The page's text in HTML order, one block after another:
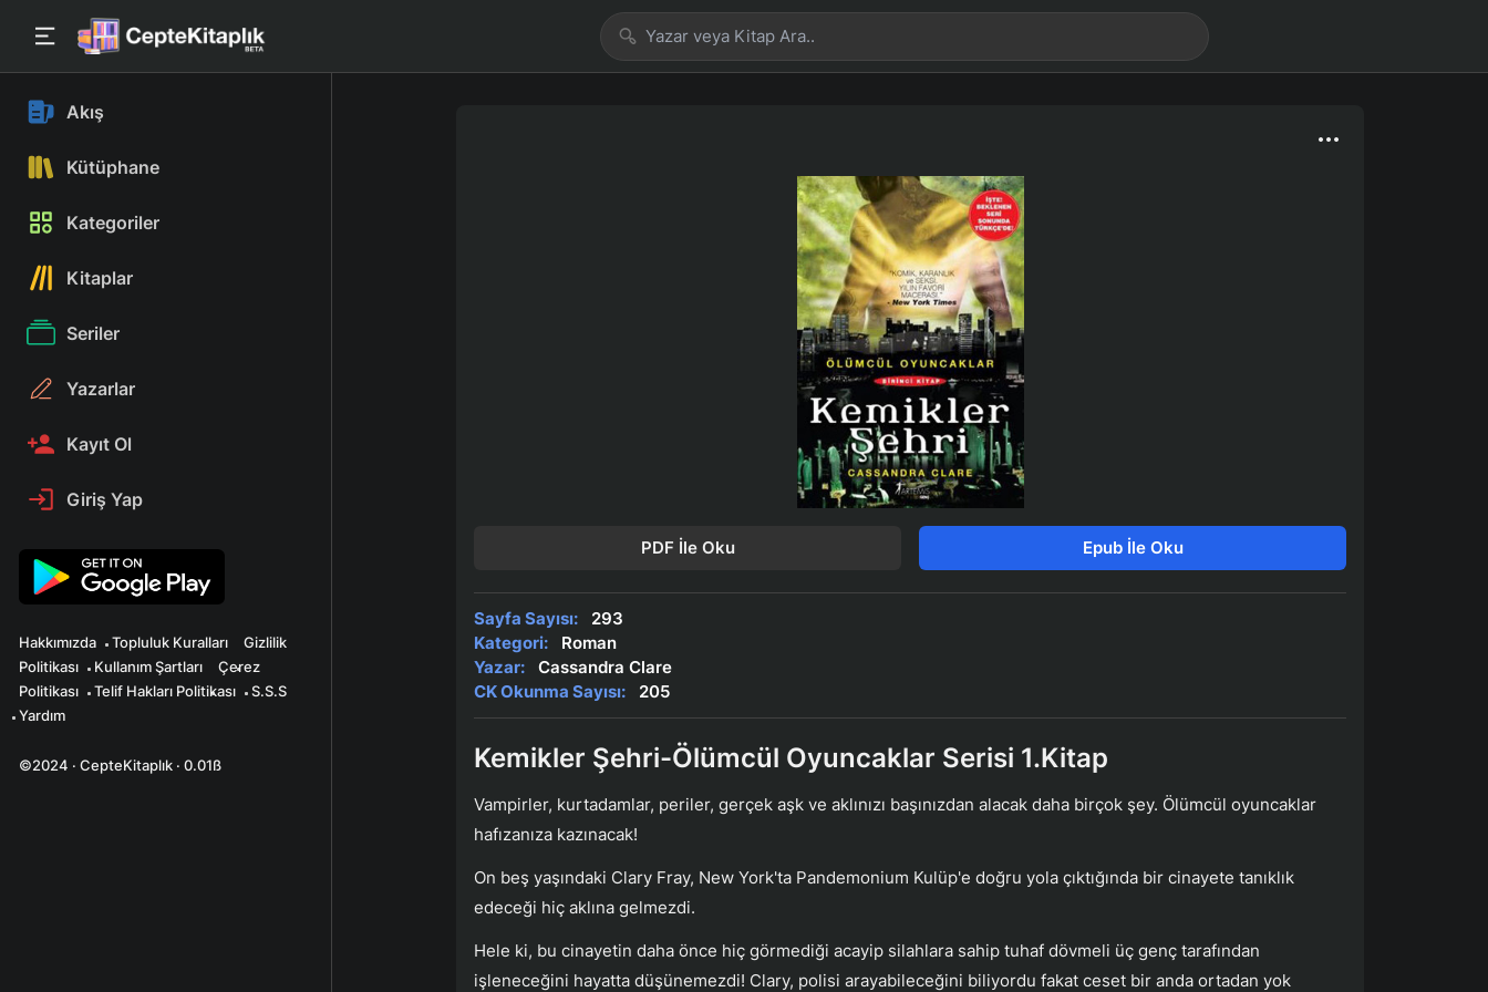
Akış
Kütüphane
Kategoriler
Kitaplar
Seriler
Yazarlar
Kayıt Ol
Giriş Yap
Hakkımızda Topluluk Kuralları
Gizlilik
Politikası
Kullanım Şartları
Çerez
Politikası
Telif Hakları Politikası
S.S.S
Yardım
©2024 · CepteKitaplık · 0.01ß
PDF İle Oku Epub İle Oku
Sayfa Sayısı:
293
Kategori:
Roman
Yazar:
Cassandra Clare
CK Okunma Sayısı:
205
Kemikler Şehri-Ölümcül Oyuncaklar Serisi 1.Kitap
Vampirler, kurtadamlar, periler, gerçek aşk ve aklınızı başınızdan alacak daha birçok şey. Ölümcül oyuncaklar
hafızanıza kazınacak!
On beş yaşındaki Clary Fray, New York'ta Pandemonium Kulüp'e doğru yola çıktığında bir cinayete tanıklık
edeceği hiç aklına gelmezdi.
Hele ki, bu cinayetin daha önce hiç görmediği acayip silahlara sahip tuhaf dövmeli üç genç tarafından
işleneceğini hayatta düşünemezdi! Clary, polisi arayabileceğini biliyordu fakat ceset bir anda ortadan yok